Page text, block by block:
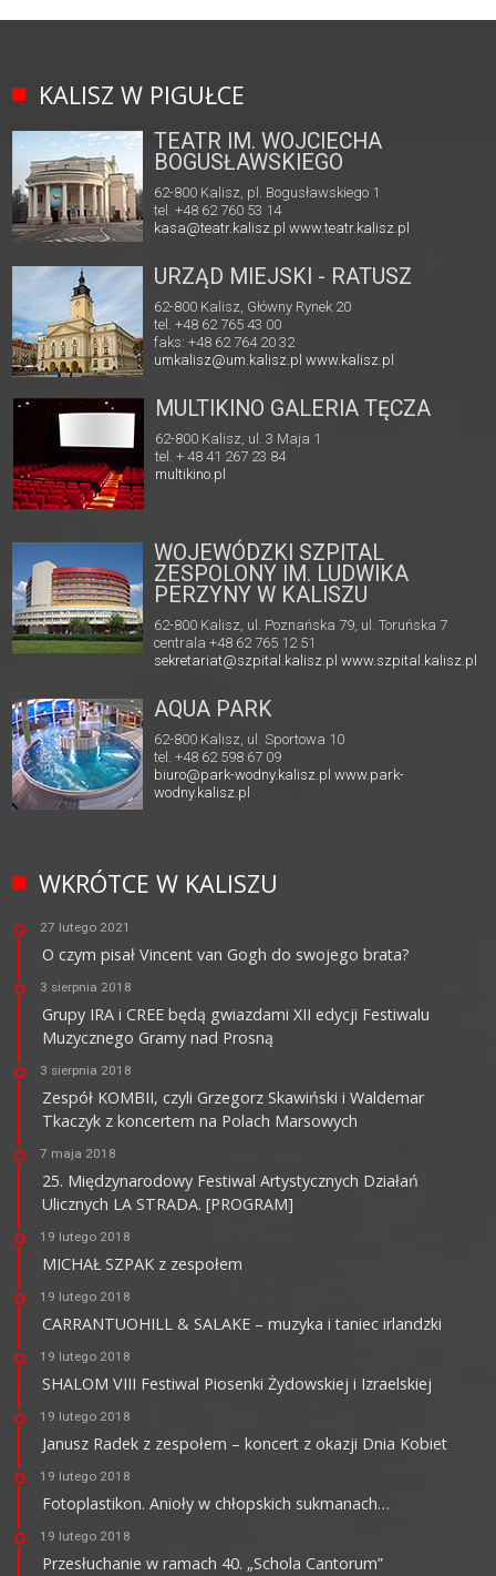
KALISZ W PIGUŁCE
TEATR IM. WOJCIECHA
BOGUSŁAWSKIEGO
62-800 Kalisz, pl. Bogusławskiego 1
tel. +48 62 760 53 14
kasa@teatr.kalisz.pl www.teatr.kalisz.pl
URZĄD MIEJSKI - RATUSZ
62-800 Kalisz, Główny Rynek 20
tel. +48 62 765 43 00
faks: +48 62 764 20 32
umkalisz@um.kalisz.plwww.kalisz.pl
MULTIKINO GALERIA TĘCZA
62-800 Kalisz, ul. 3 Maja 1
tel. + 48 41 267 23 84
multikino.pl
WOJEWÓDZKI SZPITAL
ZESPOLONY IM. LUDWIKA
PERZYNY W KALISZU
62-800 Kalisz, ul. Poznańska 79, ul. Toruńska 7
centrala +48 62 765 12 51
sekretariat@szpital.kalisz.pl www.szpital.kalisz.pl
AQUA PARK
62-800 Kalisz, ul. Sportowa 10
tel. +48 62 598 67 09
biuro@park-wodny.kalisz.pl www.park-
wodny.kalisz.pl
WKRÓTCE W KALISZU
27 lutego 2021
O czym pisał Vincent van Gogh do swojego brata?
3 sierpnia 2018
Grupy IRA i CREE będą gwiazdami XII edycji Festiwalu
Muzycznego Gramy nad Prosną
3 sierpnia 2018
Zespół KOMBII, czyli Grzegorz Skawiński i Waldemar
Tkaczyk z koncertem na Polach Marsowych
7 maja 2018
25. Międzynarodowy Festiwal Artystycznych Działań
Ulicznych LA STRADA. [PROGRAM]
19 lutego 2018
MICHAŁ SZPAK z zespołem
19 lutego 2018
CARRANTUOHILL & SALAKE – muzyka i taniec irlandzki
19 lutego 2018
SHALOM VIII Festiwal Piosenki Żydowskiej i Izraelskiej
19 lutego 2018
Janusz Radek z zespołem – koncert z okazji Dnia Kobiet
19 lutego 2018
Fotoplastikon. Anioły w chłopskich sukmanach…
19 lutego 2018
Przesłuchanie w ramach 40. „Schola Cantorum”